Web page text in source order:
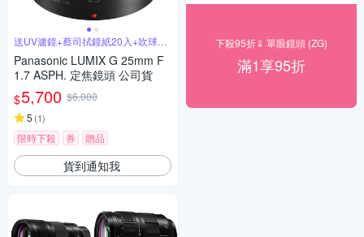
送UV濾鏡+蔡司拭鏡紙20入+吹球拭
筆組
Panasonic LUMIX G 25mm F
1.7 ASPH. 定焦鏡頭 公司貨
$5,700 $6,000
5 (1)
限時下殺 券 贈品
貨到通知我
下殺95折⇓ 單眼鏡頭 (ZG)
滿1享95折